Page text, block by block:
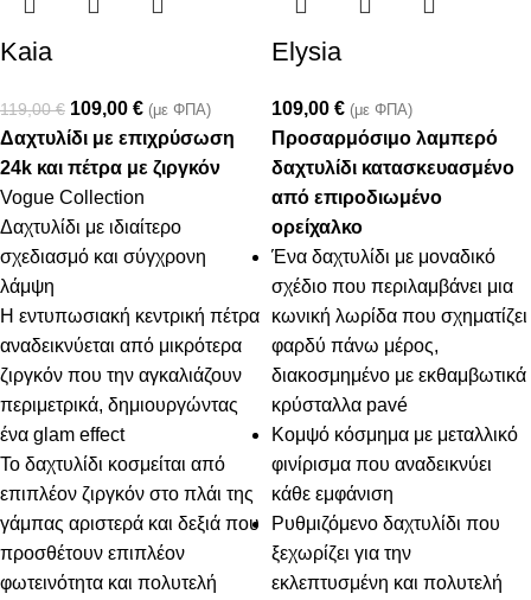
Kaia
119,00€ 109,00 € (με ΦΠΑ)
Δαχτυλίδι με επιχρύσωση
24k και πέτρα με ζιργκόν
Vogue Collection
Δαχτυλίδι με ιδιαίτερο
σχεδιασμό και σύγχρονη
λάμψη
Η εντυπωσιακή κεντρική πέτρα
αναδεικνύεται από μικρότερα
ζιργκόν που την αγκαλιάζουν
περιμετρικά, δημιουργώντας
ένα glam effect
Το δαχτυλίδι κοσμείται από
επιπλέον ζιργκόν στο πλάι της
γάμπας αριστερά και δεξιά που
προσθέτουν επιπλέον
φωτεινότητα και πολυτελή
Elysia
109,00 € (με ΦΠΑ)
Προσαρμόσιμο λαμπερό
δαχτυλίδι κατασκευασμένο
από επιροδιωμένο
ορείχαλκο
Ένα δαχτυλίδι με μοναδικό
σχέδιο που περιλαμβάνει μια
κωνική λωρίδα που σχηματίζει
φαρδύ πάνω μέρος,
διακοσμημένο με εκθαμβωτικά
κρύσταλλα pavé
Κομψό κόσμημα με μεταλλικό
φινίρισμα που αναδεικνύει
κάθε εμφάνιση
Ρυθμιζόμενο δαχτυλίδι που
ξεχωρίζει για την
εκλεπτυσμένη και πολυτελή